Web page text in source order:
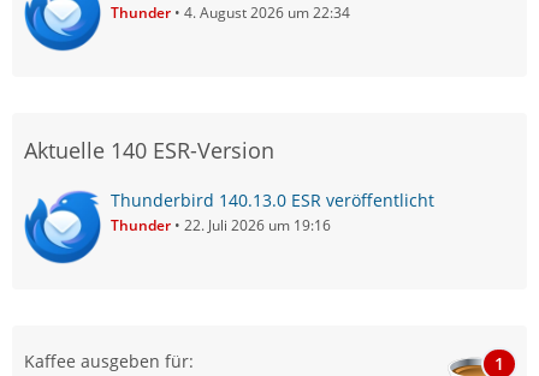
Thunder 4. August 2026 um 22:34
Aktuelle 140 ESR-Version
Thunderbird 140.13.0 ESR veröffentlicht
Thunder 22. Juli 2026 um 19:16
Kaffee ausgeben für: 1